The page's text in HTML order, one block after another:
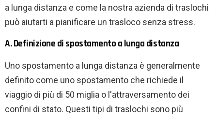
a lunga distanza e come la nostra azienda di traslochi
può aiutarti a pianificare un trasloco senza stress.
A. Definizione di spostamento a lunga distanza
Uno spostamento a lunga distanza è generalmente
definito come uno spostamento che richiede il
viaggio di più di 50 miglia o l'attraversamento dei
confini di stato. Questi tipi di traslochi sono più